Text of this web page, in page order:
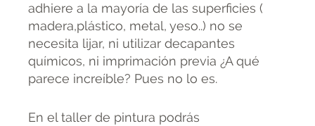
adhiere a la mayoría de las superficies (
madera,plástico, metal, yeso..) no se
necesita lijar, ni utilizar decapantes
químicos, ni imprimación previa ¿A qué
parece increíble? Pues no lo es.
En el taller de pintura podrás